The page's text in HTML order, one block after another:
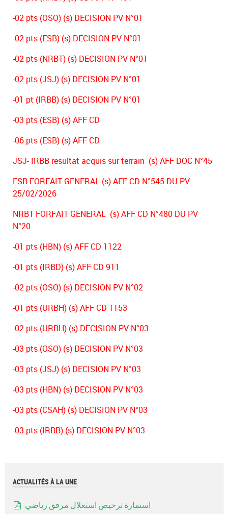
-02 pts (OSO) (s) DECISION PV N°01
-02 pts (ESB) (s) DECISION PV N°01
-02 pts (NRBT) (s) DECISION PV N°01
-02 pts (JSJ) (s) DECISION PV N°01
-01 pt (IRBB) (s) DECISION PV N°01
-03 pts (ESB) (s) AFF CD
-06 pts (ESB) (s) AFF CD
JSJ- IRBB resultat acquis sur terrain (s) AFF DOC N°45
ESB FORFAIT GENERAL (s) AFF CD N°545 DU PV
25/02/2026
NRBT FORFAIT GENERAL (s) AFF CD N°480 DU PV
N°20
-01 pts (HBN) (s) AFF CD 1122
-01 pts (IRBD) (s) AFF CD 911
-02 pts (OSO) (s) DECISION PV N°02
-01 pts (URBH) (s) AFF CD 1153
-02 pts (URBH) (s) DECISION PV N°03
-03 pts (OSO) (s) DECISION PV N°03
-03 pts (JSJ) (s) DECISION PV N°03
-03 pts (HBN) (s) DECISION PV N°03
-03 pts (CSAH) (s) DECISION PV N°03
-03 pts (IRBB) (s) DECISION PV N°03
ACTUALITÉS À LA UNE
استمارة ترخيص استغلال مرفق رياضي